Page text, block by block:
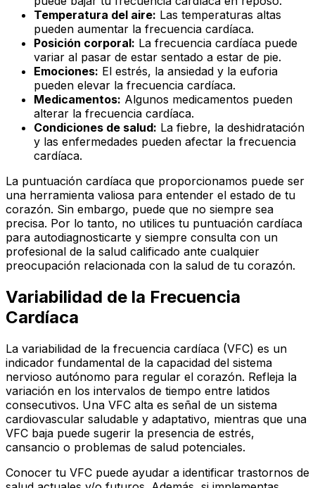
Temperatura del aire: Las temperaturas altas
pueden aumentar la frecuencia cardíaca.
Posición corporal: La frecuencia cardíaca puede
variar al pasar de estar sentado a estar de pie.
Emociones: El estrés, la ansiedad y la euforia
pueden elevar la frecuencia cardíaca.
Medicamentos: Algunos medicamentos pueden
alterar la frecuencia cardíaca.
Condiciones de salud: La fiebre, la deshidratación
y las enfermedades pueden afectar la frecuencia
cardíaca.
La puntuación cardíaca que proporcionamos puede ser
una herramienta valiosa para entender el estado de tu
corazón. Sin embargo, puede que no siempre sea
precisa. Por lo tanto, no utilices tu puntuación cardíaca
para autodiagnosticarte y siempre consulta con un
profesional de la salud calificado ante cualquier
preocupación relacionada con la salud de tu corazón.
Variabilidad de la Frecuencia
Cardíaca
La variabilidad de la frecuencia cardíaca (VFC) es un
indicador fundamental de la capacidad del sistema
nervioso autónomo para regular el corazón. Refleja la
variación en los intervalos de tiempo entre latidos
consecutivos. Una VFC alta es señal de un sistema
cardiovascular saludable y adaptativo, mientras que una
VFC baja puede sugerir la presencia de estrés,
cansancio o problemas de salud potenciales.
Conocer tu VFC puede ayudar a identificar trastornos de